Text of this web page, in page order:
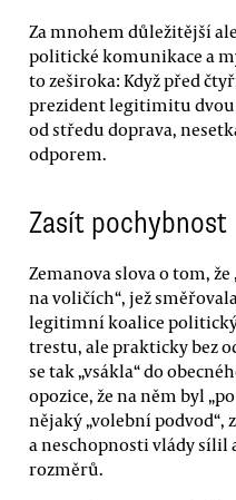
Za mnohem důležitější
politické komunikace a
to zeširoka: Když před
prezident legitimitu
od středu doprava,
odporem.
Zasít pochybnost
Zemanova slova o tom,
na voličích“, jež
legitimní koalice
trestu, ale prakticky bez
se tak „vsákla“ do
opozice, že na něm byl
nějaký „volební
a neschopnosti vlády sílil
rozměrů.